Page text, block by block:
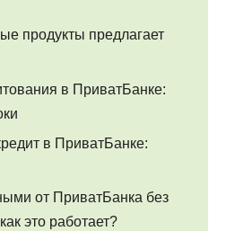
продукты предлагает
в ПриватБанке:
в ПриватБанке:
от ПриватБанка без
это работает?